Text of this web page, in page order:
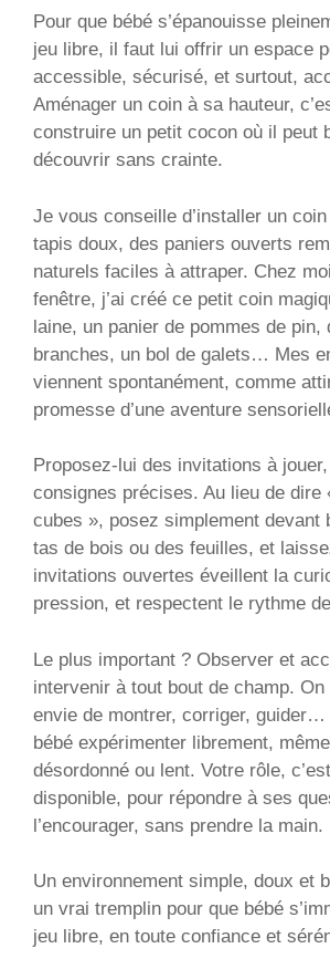
Pour que bébé s’épanouisse
jeu libre, il faut lui offrir un espace
accessible, sécurisé, et surtout,
Aménager un coin à sa hauteur,
construire un petit cocon où il peut
découvrir sans crainte.
Je vous conseille d’installer un
tapis doux, des paniers ouverts
naturels faciles à attraper. Chez
fenêtre, j’ai créé ce petit coin
laine, un panier de pommes de pin,
branches, un bol de galets… Mes
viennent spontanément, comme
promesse d’une aventure
Proposez-lui des invitations à
consignes précises. Au lieu de dire
cubes », posez simplement devant
tas de bois ou des feuilles, et
invitations ouvertes éveillent la
pression, et respectent le rythme
Le plus important ? Observer et
intervenir à tout bout de champ.
envie de montrer, corriger,
bébé expérimenter librement,
désordonné ou lent. Votre rôle,
disponible, pour répondre à ses
l’encourager, sans prendre la main.
Un environnement simple, doux et
un vrai tremplin pour que bébé
jeu libre, en toute confiance et